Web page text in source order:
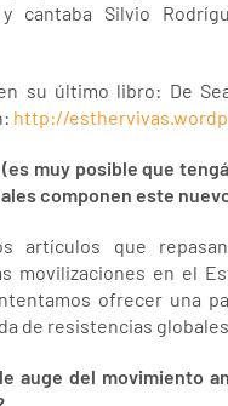
cantaba Silvio
su último libro: De
http://
muy posible que
componen este
artículos que
movilizaciones en el
ofrecer una
de resistencias
auge del movimiento